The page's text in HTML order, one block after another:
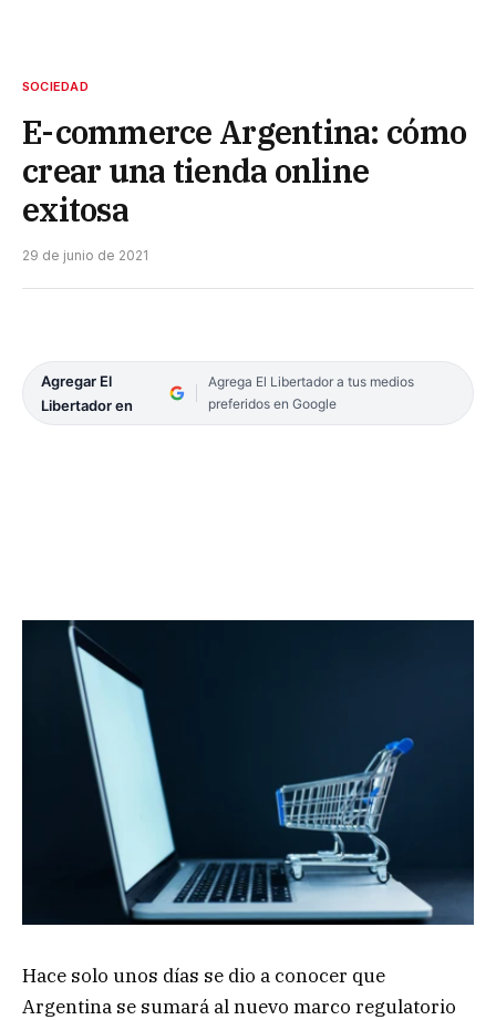
SOCIEDAD
E-commerce Argentina: cómo
crear una tienda online
exitosa
29 de junio de 2021
Agregar El
Libertador en
Agrega El Libertador a tus medios
preferidos en Google
Hace solo unos días se dio a conocer que
Argentina se sumará al nuevo marco regulatorio